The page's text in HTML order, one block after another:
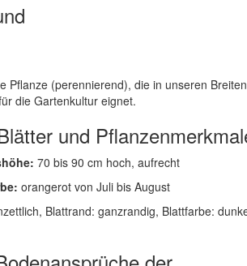
Pflanze (perennierend), die in unseren Breiten
die Gartenkultur eignet.
und
70 bis 90 cm hoch, aufrecht
orangerot von Juli bis August
Blattrand: ganzrandig, Blattfarbe: